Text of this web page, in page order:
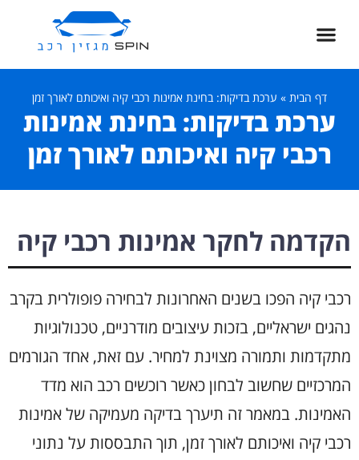
דף הבית » ערכת בדיקות: בחינת אמינות רכבי קיה ואיכותם לאורך זמן
ערכת בדיקות: בחינת אמינות
רכבי קיה ואיכותם לאורך זמן
הקדמה לחקר אמינות רכבי קיה
רכבי קיה הפכו בשנים האחרונות לבחירה פופולרית בקרב
נהגים ישראליים, בזכות עיצובים מודרניים, טכנולוגיות
מתקדמות ותמורה מצוינת למחיר. עם זאת, אחד הגורמים
המרכזיים שחשוב לבחון כאשר רוכשים רכב הוא מדד
האמינות. במאמר זה תיערך בדיקה מעמיקה של אמינות
רכבי קיה ואיכותם לאורך זמן, תוך התבססות על נתוני